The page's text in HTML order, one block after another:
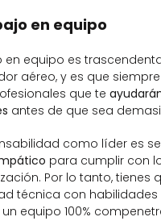
en equipo
en equipo es
aéreo, y es que
que te
antes de que sea
para cumplir con
Por lo tanto, tienes
técnica con
equipo 100%